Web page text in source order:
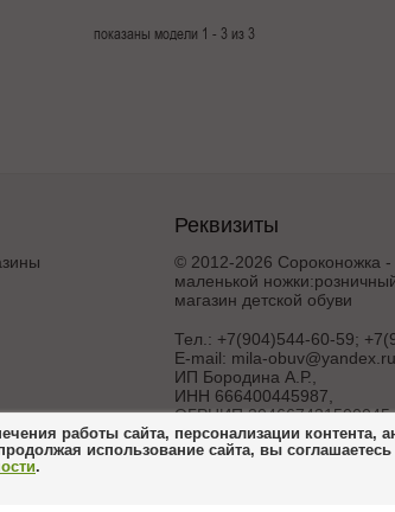
показаны модели 1 - 3 из 3
Реквизиты
© 2012-2026 Сороконожка -
маленькой
магазин детской обуви
Тел.: +7(904)544-60-59;
E-mail: mila-obuv@yandex.ru
ИП Бородина А.Р.
ИНН 666400445987,
ОГРНИП 304667431500045
Создание и продвижение
работы сайта, персонализации контента,
использование сайта, вы
.